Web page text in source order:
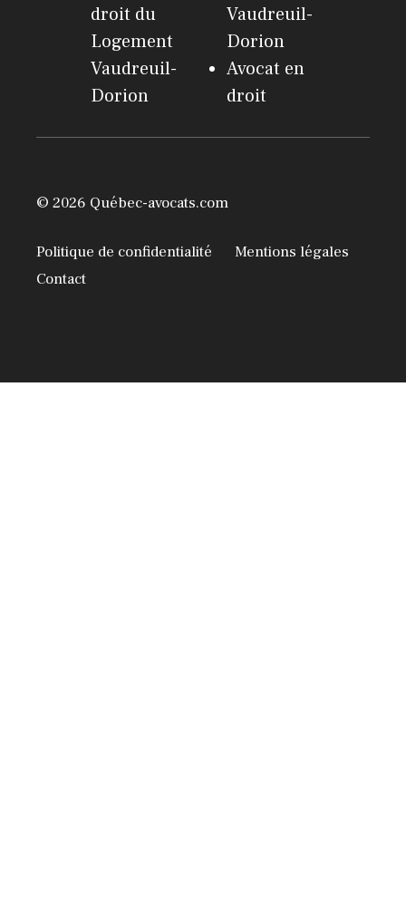
droit du
Logement
Vaudreuil-
Dorion
Vaudreuil-
Dorion
Avocat en
droit
© 2026 Québec-avocats.com
Politique de confidentialité
Mentions légales
Contact